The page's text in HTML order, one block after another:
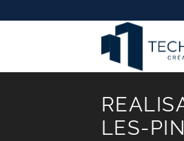
au
LES-